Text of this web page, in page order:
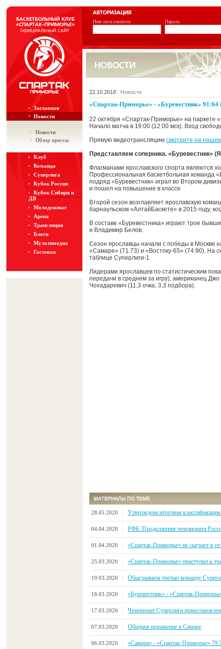
Имя пользователя Пароль
Заглавная
Новости
Новости
Обзор прессы
Клуб
Команда
Суперлига
Кубок России
Кубок Сибири и
ДВ
Молодежные
Арена
Трансляция
Блоги
Мультимедиа
Гостевая
22.10.2018 | Новости
«Спартак-Приморье» - «Буревестник» 91:64
22 октября «Спартак-Приморье» на паркете
Начало матча в 19:00 (12:00 мск). Вход
Прямую видеотрансляцию смотрите на
Представляем соперника. «Буревестник»
Флагманами ярославского спорта являются
Профессиональная баскетбольная команда
подряд «Буревестник» играл во Втором
и пошел на повышение в классе.
Второй сезон возглавляет ярославскую
барнаульском «АлтайБаскете» в 2015 году,
В составе «Буревестника» играют трое
и Владимир Белов.
Сезон ярославцы начали с победы в Москве
«Самаре» (71:73) и «Востоку-65» (74:90). На
таблице Суперлиги-1.
Лидерами ярославцев по статистическим
передачи в среднем за игру), американец
Чохадаревич (11,3 очка, 3,3 подбора).
28.05.2020 Утверждена итоговая
04.04.2020 РФБ: Продолжение чемпионата
01.04.2020 «Спартак-Приморье» не сыграет в
25.03.2020 «Спартак-Приморье» приступил к
19.03.2020 Обыгрываем третью команду
18.03.2020 «Буревестник» - «Спартак-
17.03.2020 Чемпионат Суперлиги
07.03.2020 Обидное поражение в Самаре
06.03.2020 «Самара» - «Спартак-Приморье»